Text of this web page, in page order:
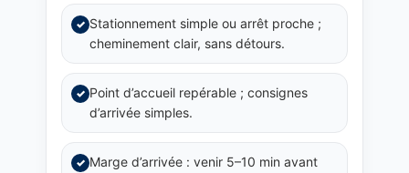
✓ Stationnement simple ou arrêt proche ;
cheminement clair, sans détours.
✓ Point d’accueil repérable ; consignes
d’arrivée simples.
✓ Marge d’arrivée : venir 5–10 min avant